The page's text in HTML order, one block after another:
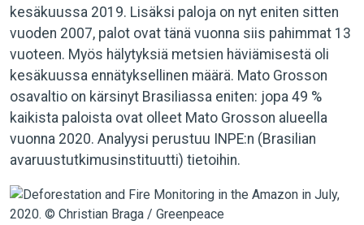
kesäkuussa 2019. Lisäksi paloja on nyt eniten sitten
vuoden 2007, palot ovat tänä vuonna siis pahimmat 13
vuoteen. Myös hälytyksiä metsien häviämisestä oli
kesäkuussa ennätyksellinen määrä. Mato Grosson
osavaltio on kärsinyt Brasiliassa eniten: jopa 49 %
kaikista paloista ovat olleet Mato Grosson alueella
vuonna 2020. Analyysi perustuu INPE:n (Brasilian
avaruustutkimusinstituutti) tietoihin.